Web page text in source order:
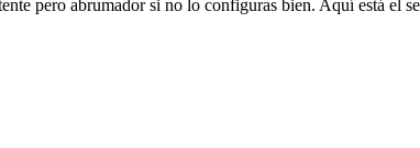
pero abrumador si no lo configuras bien. Aquí está el